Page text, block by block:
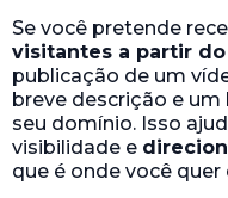
Se você pretende
visitantes a partir do
publicação de um
breve descrição e
seu domínio. Isso
visibilidade e
que é onde você